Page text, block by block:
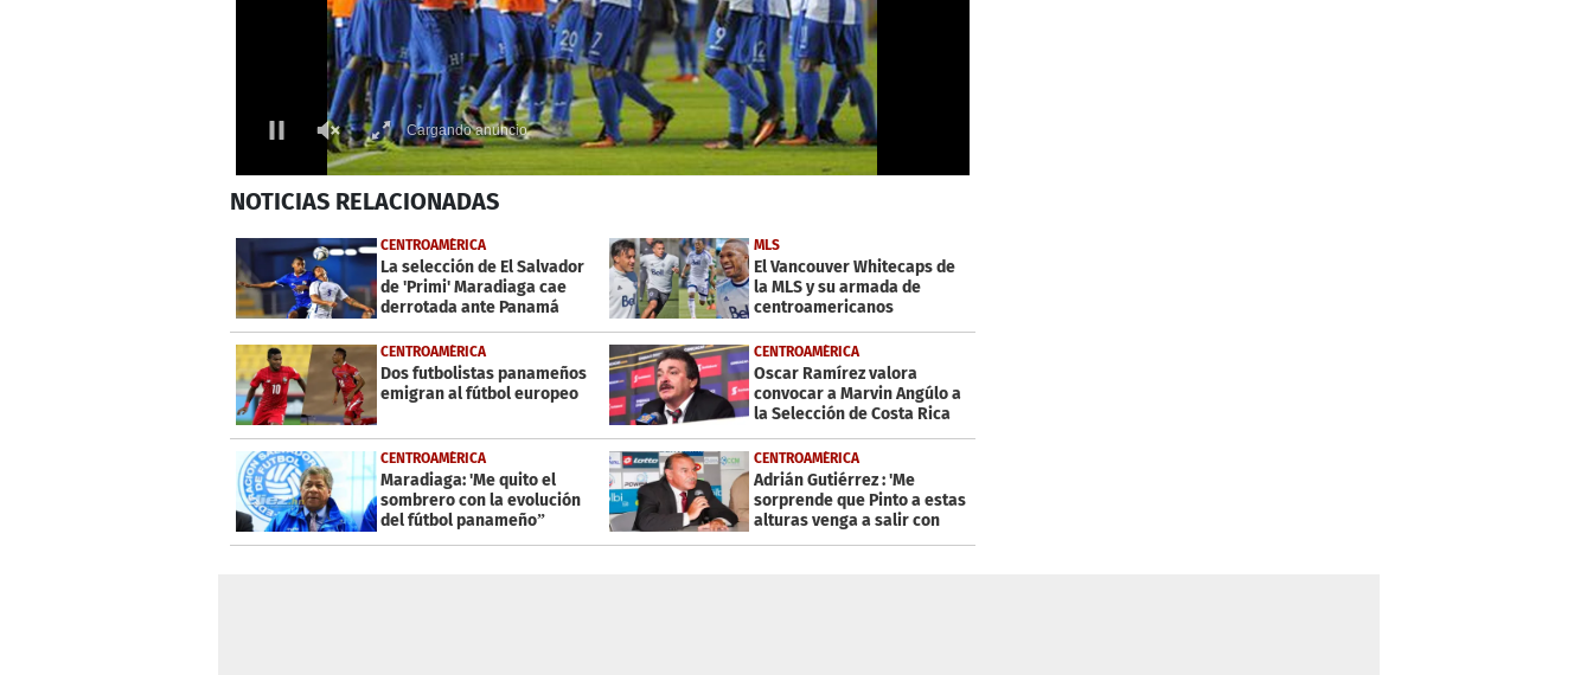
seconds
0
secondsVolume
0%
NOTICIAS RELACIONADAS
CENTROAMÉRICA
La selección de El Salvador
de 'Primi' Maradiaga cae
derrotada ante Panamá
MLS
El Vancouver Whitecaps de
la MLS y su armada de
centroamericanos
CENTROAMÉRICA
Dos futbolistas panameños
emigran al fútbol europeo
CENTROAMÉRICA
Oscar Ramírez valora
convocar a Marvin Angúlo a
la Selección de Costa Rica
CENTROAMÉRICA
Maradiaga: 'Me quito el
sombrero con la evolución
del fútbol panameño”
CENTROAMÉRICA
Adrián Gutiérrez : 'Me
sorprende que Pinto a estas
alturas venga a salir con
este tema”